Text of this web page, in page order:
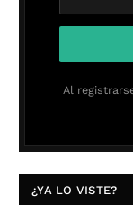
Al
¿YA LO VISTE?